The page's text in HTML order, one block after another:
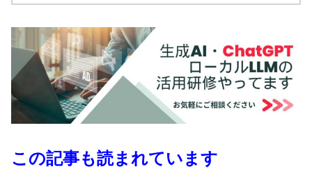
この記事も読まれています